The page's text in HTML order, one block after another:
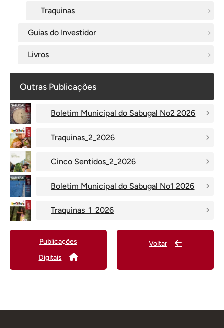
Traquinas
Guias do Investidor
Livros
Outras Publicações
Boletim Municipal do Sabugal No2 2026
Traquinas_2_2026
Cinco Sentidos_2_2026
Boletim Municipal do Sabugal No1 2026
Traquinas_1_2026
Publicações
Digitais
Voltar